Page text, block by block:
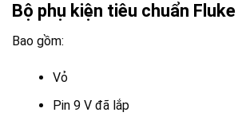
Bộ phụ kiện tiêu chuẩn
Bao gồm:
Vỏ
Pin 9 V đã lắp